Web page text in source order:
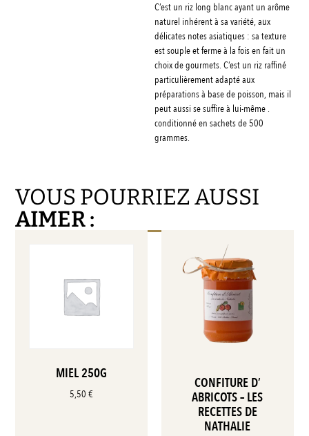
C’est un riz long blanc ayant un arôme
naturel inhérent à sa variété, aux
délicates notes asiatiques : sa texture
est souple et ferme à la fois en fait un
choix de gourmets. C’est un riz raffiné
particulièrement adapté aux
préparations à base de poisson, mais il
peut aussi se suffire à lui-même .
conditionné en sachets de 500
grammes.
VOUS POURRIEZ AUSSI
AIMER :
MIEL 250G
5,50€
CONFITURE D’
ABRICOTS – LES
RECETTES DE
NATHALIE